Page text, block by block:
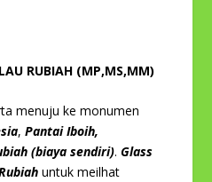
RUBIAH (MP,MS,MM)
menuju ke monumen
,Pantai Iboih,
(biaya sendiri).Glass
untuk meilhat